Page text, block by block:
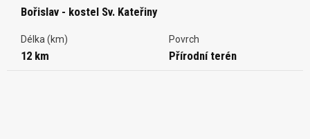
Bořislav - kostel Sv. Kateřiny
Délka (km)
12 km
Povrch
Přírodní terén